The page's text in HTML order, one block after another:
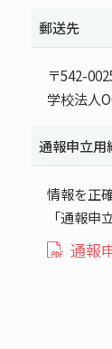
郵送先
〒542-
学校法人
通報申立用
情報を正
「通報申
通報